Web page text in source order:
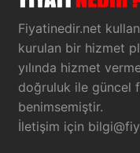
Fiyatinedir.net
kurulan bir hizmet
yılında hizmet
doğruluk ile güncel
benimsemiştir.
İletişim için